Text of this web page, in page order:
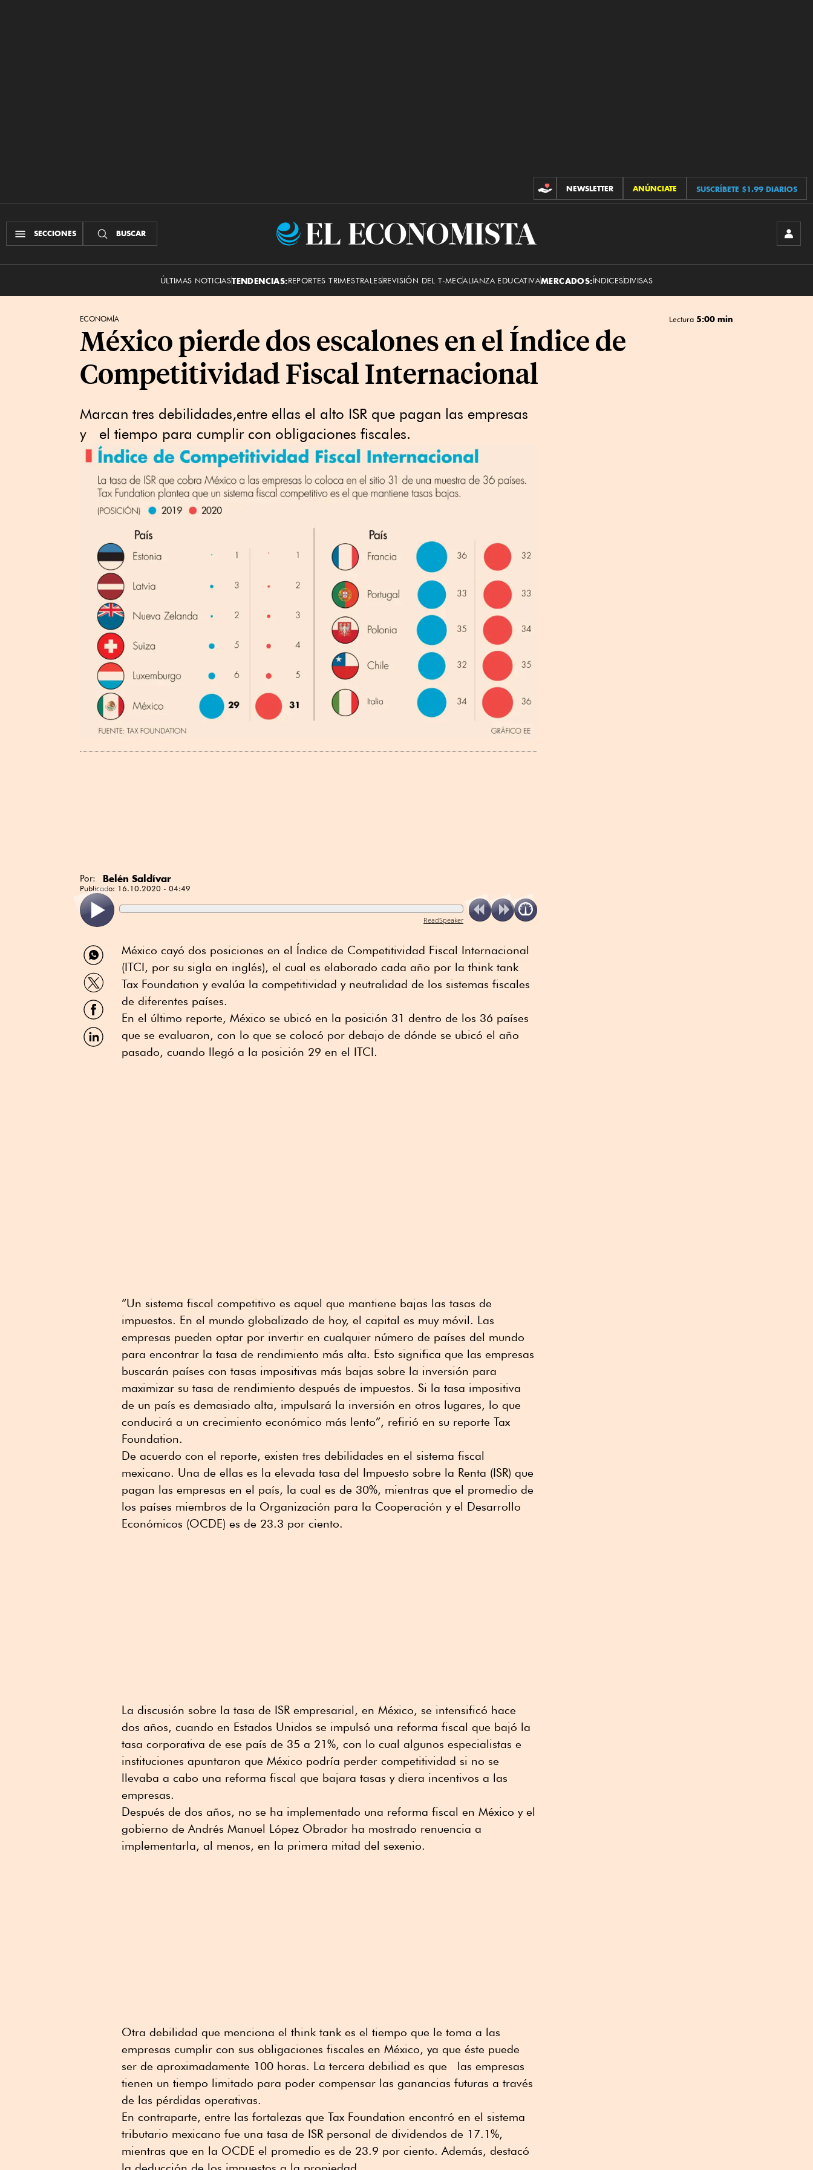
CONTRIBUCIONES
NEWSLETTER ANÚNCIATE SUSCRÍBETE $1.99 DIARIOS
SECCIONES BUSCAR
El
ÚLTIMAS NOTICIASTENDENCIAS:REPORTES TRIMESTRALESREVISIÓN DEL T-MECALIANZA EDUCATIVAMERCADOS:ÍNDICESDIVISAS
ECONOMÍA Lectura 5:00 min
México pierde dos escalones en el Índice de
Competitividad Fiscal Internacional
Marcan tres debilidades,entre ellas el alto ISR que pagan las empresas
y el tiempo para cumplir con obligaciones fiscales.
Por: Belén Saldívar
Publicado: 16.10.2020 - 04:49
ReadSpeaker
Compartir
por
WhatsApp
Compartir
por
Twitter
Compartir
por
Facebook
Compartir
por
México cayó dos posiciones en el Índice de Competitividad Fiscal Internacional
(ITCI, por su sigla en inglés), el cual es elaborado cada año por la think tank
Tax Foundation y evalúa la competitividad y neutralidad de los sistemas fiscales
de diferentes países.
En el último reporte, México se ubicó en la posición 31 dentro de los 36 países
que se evaluaron, con lo que se colocó por debajo de dónde se ubicó el año
pasado, cuando llegó a la posición 29 en el ITCI.
“Un sistema fiscal competitivo es aquel que mantiene bajas las tasas de
impuestos. En el mundo globalizado de hoy, el capital es muy móvil. Las
empresas pueden optar por invertir en cualquier número de países del mundo
para encontrar la tasa de rendimiento más alta. Esto significa que las empresas
buscarán países con tasas impositivas más bajas sobre la inversión para
maximizar su tasa de rendimiento después de impuestos. Si la tasa impositiva
de un país es demasiado alta, impulsará la inversión en otros lugares, lo que
conducirá a un crecimiento económico más lento”, refirió en su reporte Tax
Foundation.
De acuerdo con el reporte, existen tres debilidades en el sistema fiscal
mexicano. Una de ellas es la elevada tasa del Impuesto sobre la Renta (ISR) que
pagan las empresas en el país, la cual es de 30%, mientras que el promedio de
los países miembros de la Organización para la Cooperación y el Desarrollo
Económicos (OCDE) es de 23.3 por ciento.
La discusión sobre la tasa de ISR empresarial, en México, se intensificó hace
dos años, cuando en Estados Unidos se impulsó una reforma fiscal que bajó la
tasa corporativa de ese país de 35 a 21%, con lo cual algunos especialistas e
instituciones apuntaron que México podría perder competitividad si no se
llevaba a cabo una reforma fiscal que bajara tasas y diera incentivos a las
empresas.
Después de dos años, no se ha implementado una reforma fiscal en México y el
gobierno de Andrés Manuel López Obrador ha mostrado renuencia a
implementarla, al menos, en la primera mitad del sexenio.
Otra debilidad que menciona el think tank es el tiempo que le toma a las
empresas cumplir con sus obligaciones fiscales en México, ya que éste puede
ser de aproximadamente 100 horas. La tercera debiliad es que las empresas
tienen un tiempo limitado para poder compensar las ganancias futuras a través
de las pérdidas operativas.
En contraparte, entre las fortalezas que Tax Foundation encontró en el sistema
tributario mexicano fue una tasa de ISR personal de dividendos de 17.1%,
mientras que en la OCDE el promedio es de 23.9 por ciento. Además, destacó